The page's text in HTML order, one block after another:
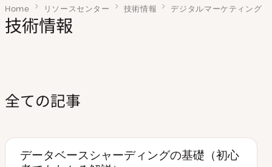
ゲ
ソリューション
価格設定
索
ログイン
Home リソースセンター 技術情報 デジタルマーケティング
ページ 2
技術情報
全ての記事
データベースシャーディングの基礎（初心